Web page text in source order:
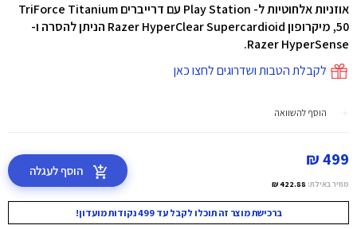
אוזניות אלחוטיות ל- Play Station עם דרייברים TriForce Titanium
50, מיקרופון Razer HyperClear Supercardioid הניתן להסרה ו-
Razer HyperSense.
לקבלת הטבות ושדרוגים לחצו כאן
הוסף להשוואה
499 ₪
מחיר באילת: 422.88 ₪
הוסף לעגלה
ברכישת מוצר זה תוכלו לקבל עד 499 נקודות מועדון!